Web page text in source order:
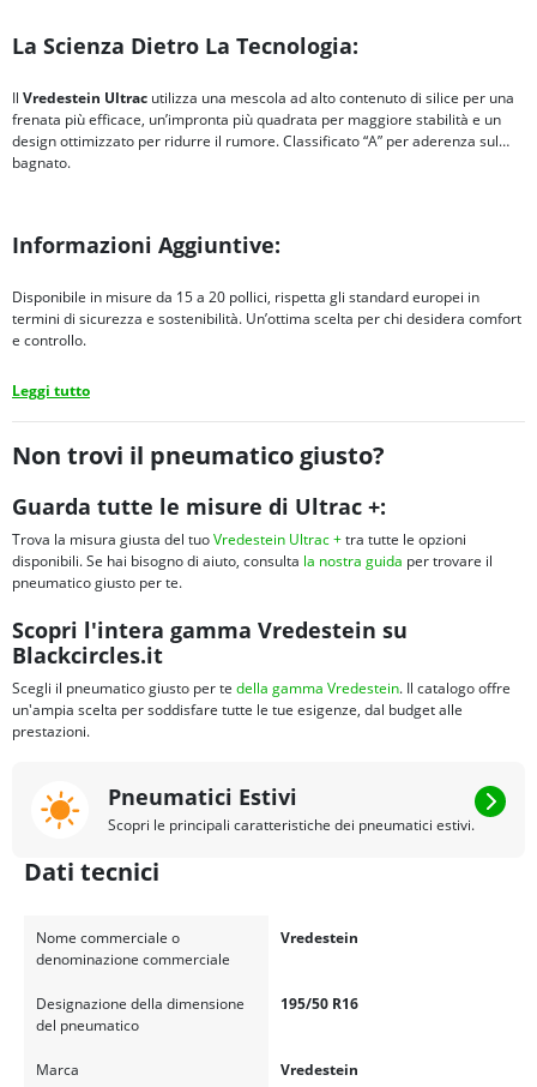
La Scienza Dietro La Tecnologia:
Il Vredestein Ultrac utilizza una mescola ad alto contenuto di silice per una
frenata più efficace, un’impronta più quadrata per maggiore stabilità e un
design ottimizzato per ridurre il rumore. Classificato “A” per aderenza sul
bagnato.
Informazioni Aggiuntive:
Disponibile in misure da 15 a 20 pollici, rispetta gli standard europei in
termini di sicurezza e sostenibilità. Un’ottima scelta per chi desidera comfort
e controllo.
Leggi tutto
Non trovi il pneumatico giusto?
Guarda tutte le misure di Ultrac +:
Trova la misura giusta del tuoVredestein Ultrac +tra tutte le opzioni
disponibili. Se hai bisogno di aiuto, consulta la nostra guida per trovare il
pneumatico giusto per te.
Scopri l'intera gamma Vredestein su
Blackcircles.it
Scegli il pneumatico giusto per te della gamma Vredestein. Il catalogo offre
un'ampia scelta per soddisfare tutte le tue esigenze, dal budget alle
prestazioni.
Pneumatici Estivi
Scopri le principali caratteristiche dei pneumatici estivi.
Dati tecnici
Nome commerciale o
denominazione commerciale
Vredestein
Designazione della dimensione
del pneumatico
195/50 R16
Marca Vredestein